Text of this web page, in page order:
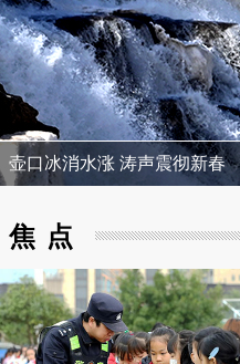
壶口冰消水涨 涛声震彻新春
焦点